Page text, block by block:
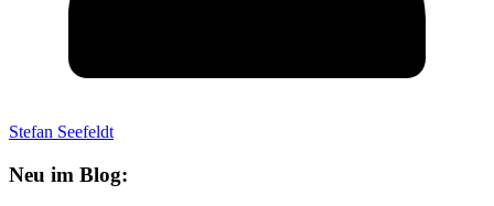
Stefan Seefeldt
Neu im Blog: